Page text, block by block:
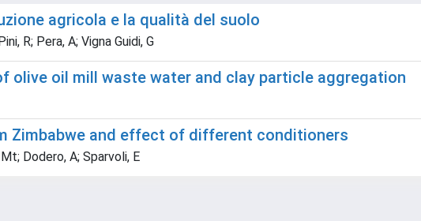
agricola e la qualità del suolo
R; Pera, A; Vigna Guidi, G
olive oil mill waste water and clay particle aggregation
Zimbabwe and effect of different conditioners
Dodero, A; Sparvoli, E